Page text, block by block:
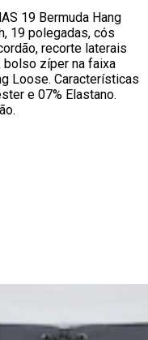
19 Bermuda Hang
19 polegadas, cós
recorte laterais
bolso zíper na faixa
Loose. Características
e 07% Elastano.